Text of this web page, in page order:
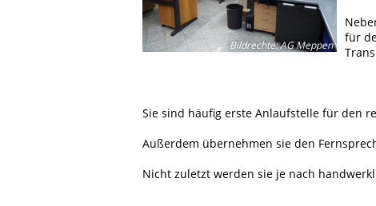
Bildrechte:AG Meppen
für
Sie sind häufig erste Anlaufstelle für den
Außerdem übernehmen sie den
Nicht zuletzt werden sie je nach